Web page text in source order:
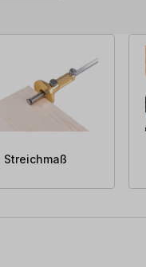
Streichmaß